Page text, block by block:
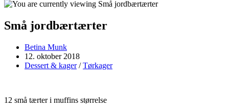
Små jordbærtærter
Post
author:
Betina Munk
Post
published:
12. oktober 2018
Post
Dessert & kager / Tørkager
12 små tærter i muffins størrelse